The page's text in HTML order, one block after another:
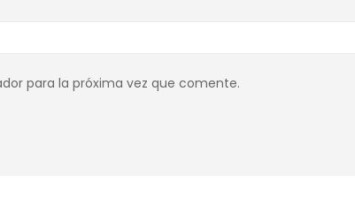
para la próxima vez que comente.